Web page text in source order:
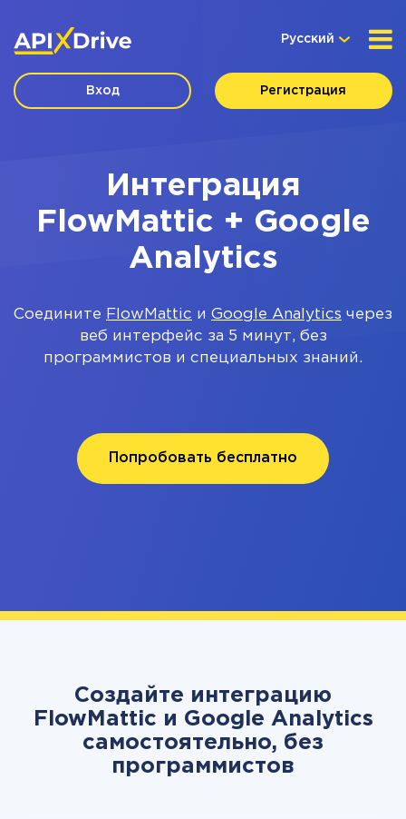
Русский
Вход Регистрация
Интеграция
FlowMattic + Google
Analytics
Соедините FlowMattic и Google Analytics через
веб интерфейс за 5 минут, без
программистов и специальных знаний.
Попробовать бесплатно
Создайте интеграцию
FlowMattic и Google Analytics
самостоятельно, без
программистов